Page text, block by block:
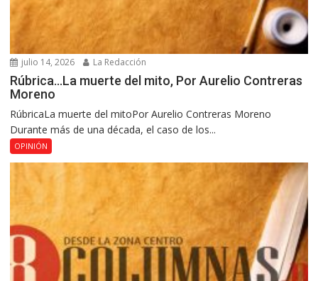
julio 14, 2026 La Redacción
Rúbrica…La muerte del mito, Por Aurelio Contreras
Moreno
RúbricaLa muerte del mitoPor Aurelio Contreras Moreno
Durante más de una década, el caso de los...
OPINIÓN